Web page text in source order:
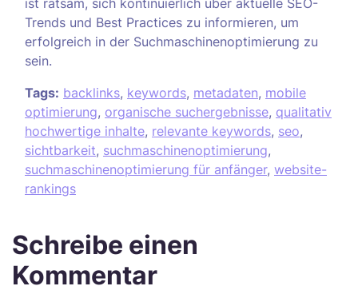
ist ratsam, sich kontinuierlich über aktuelle SEO-
Trends und Best Practices zu informieren, um
erfolgreich in der Suchmaschinenoptimierung zu
sein.
Tags: backlinks, keywords, metadaten, mobile
optimierung, organische suchergebnisse, qualitativ
hochwertige inhalte, relevante keywords, seo,
sichtbarkeit, suchmaschinenoptimierung,
suchmaschinenoptimierung für anfänger, website-
rankings
Schreibe einen
Kommentar